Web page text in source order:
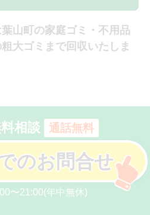
山町の家庭ゴミ・不用品
大ゴミまで回収いたしま
相談 通話無料
のお問合せ
〜21:00(年中無休)